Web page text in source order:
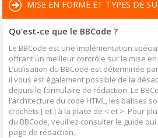
MISE EN FORME ET TYPES DE
Qu’est-ce que le BBCode ?
Le BBCode est une implémentation
offrant un meilleur contrôle sur la mise en
L’utilisation du BBCode est déterminée
il vous est également possible de la
depuis le formulaire de rédaction. Le
l’architecture du code HTML, les balises
crochets [ et ] à la place de < et >. Pour
du BBCode, veuillez consulter le guide
page de rédaction.